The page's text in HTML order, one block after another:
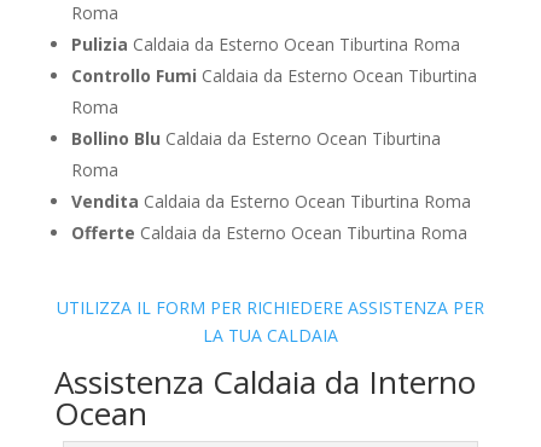
Roma
Pulizia Caldaia da Esterno Ocean Tiburtina Roma
Controllo Fumi Caldaia da Esterno Ocean Tiburtina
Roma
Bollino Blu Caldaia da Esterno Ocean Tiburtina
Roma
Vendita Caldaia da Esterno Ocean Tiburtina Roma
Offerte Caldaia da Esterno Ocean Tiburtina Roma
UTILIZZA IL FORM PER RICHIEDERE ASSISTENZA PER
LA TUA CALDAIA
Assistenza Caldaia da Interno
Ocean